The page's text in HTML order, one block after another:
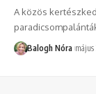
A közös
Balogh Nóra május